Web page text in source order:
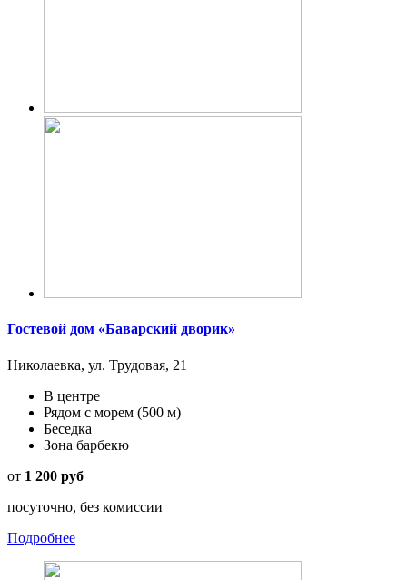
Гостевой дом «Баварский дворик»
Николаевка, ул. Трудовая, 21
В центре
Рядом с морем (500 м)
Беседка
Зона барбекю
от 1 200 руб
посуточно, без комиссии
Подробнее